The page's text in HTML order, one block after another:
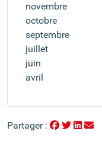
novembre
octobre
septembre
juillet
juin
avril
Partager :